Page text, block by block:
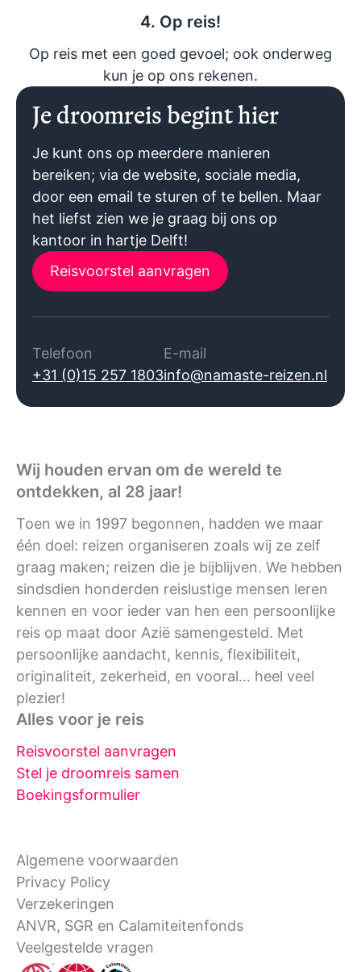
4. Op reis!
Op reis met een goed gevoel; ook onderweg
kun je op ons rekenen.
Je droomreis begint hier
Je kunt ons op meerdere manieren
bereiken; via de website, sociale media,
door een email te sturen of te bellen. Maar
het liefst zien we je graag bij ons op
kantoor in hartje Delft!
Reisvoorstel aanvragen
Telefoon
+31 (0)15 257 1803
E-mail
info@namaste-reizen.nl
Wij houden ervan om de wereld te
ontdekken, al 28 jaar!
Toen we in 1997 begonnen, hadden we maar
één doel: reizen organiseren zoals wij ze zelf
graag maken; reizen die je bijblijven. We hebben
sindsdien honderden reislustige mensen leren
kennen en voor ieder van hen een persoonlijke
reis op maat door Azië samengesteld. Met
persoonlijke aandacht, kennis, flexibiliteit,
originaliteit, zekerheid, en vooral… heel veel
plezier!
Alles voor je reis
Reisvoorstel aanvragen
Stel je droomreis samen
Boekingsformulier
Algemene voorwaarden
Privacy Policy
Verzekeringen
ANVR, SGR en Calamiteitenfonds
Veelgestelde vragen